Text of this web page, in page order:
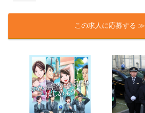
この求人に応募する ≫